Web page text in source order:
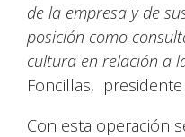
de la empresa y de
posición como
cultura en relación a
Foncillas, presidente
Con esta operación